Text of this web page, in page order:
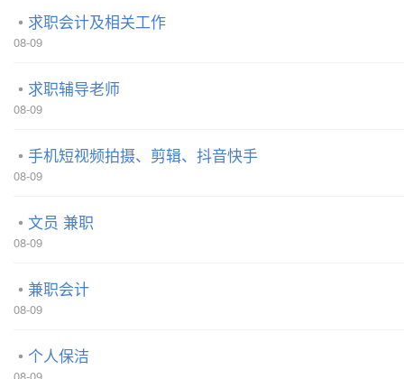
求职会计及相关工作
08-09
求职辅导老师
08-09
手机短视频拍摄、剪辑、抖音快手
08-09
文员 兼职
08-09
兼职会计
08-09
个人保洁